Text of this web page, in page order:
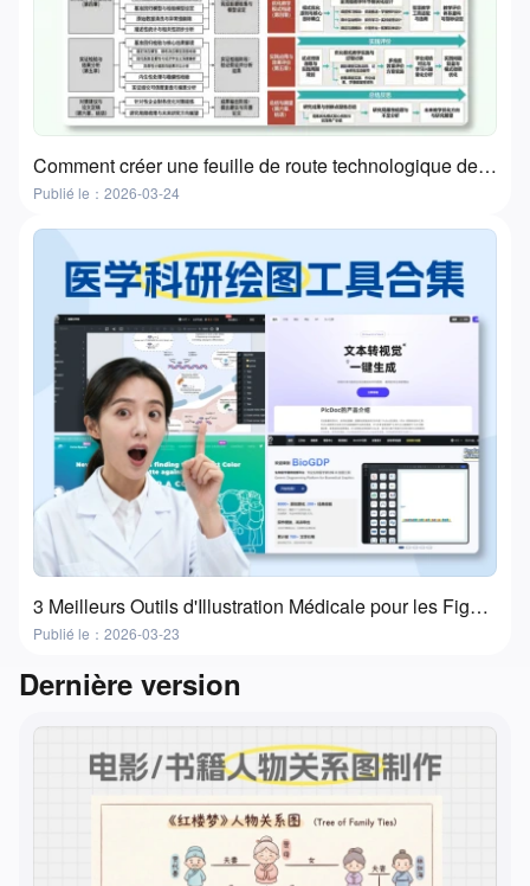
Comment créer une feuille de route technologique de thèse | Un guide pratique en 3 étapes avec des outils gratuits
Publié le：2026-03-24
3 Meilleurs Outils d'Illustration Médicale pour les Figures de Recherche et les Présentations
Publié le：2026-03-23
Dernière version